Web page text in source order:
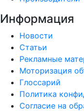
Информация
Новости
Статьи
Рекламные
Моторизация
Глоссарий
Политика
Согласие на